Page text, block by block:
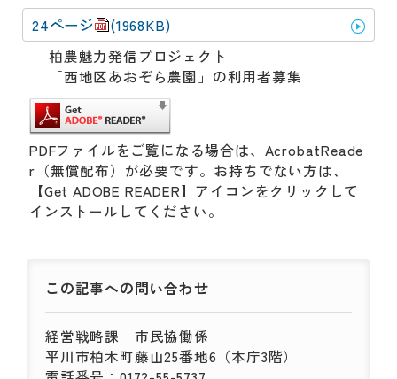
24ページ (1968KB)
柏農魅力発信プロジェクト
「西地区あおぞら農園」の利用者募集
PDFファイルをご覧になる場合は、AcrobatReade
r（無償配布）が必要です。お持ちでない方は、
【Get ADOBE READER】アイコンをクリックして
インストールしてください。
この記事への問い合わせ
経営戦略課 市民協働係
平川市柏木町藤山25番地6（本庁3階）